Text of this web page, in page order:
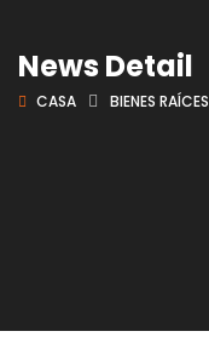
News Detail
CASA BIENES RAÍCES